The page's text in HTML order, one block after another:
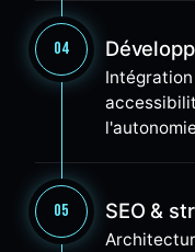
04
05 SEO &